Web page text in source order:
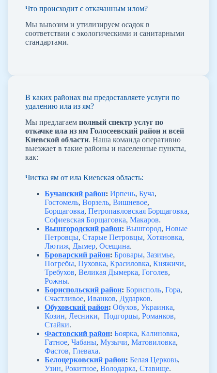
Что происходит с откачанным илом?
Мы вывозим и утилизируем осадок в
соответствии с экологическими и санитарными
стандартами.
В каких районах вы предоставляете услуги по
удалению ила из ям?
Мы предлагаем полный спектр услуг по
откачке ила из ям Голосеевский район и всей
Киевской области. Наша команда оперативно
выезжает в такие районы и населенные пункты,
как:
Чистка ям от ила Киевская область:
Бучанский район: Ирпень, Буча,
Гостомель, Ворзель, Вишневое,
Борщаговка, Петропавловская Борщаговка,
Софиевская Борщаговка, Макаров.
Вышгородский район: Вышгород, Новые
Петровцы, Старые Петровцы, Хотяновка,
Лютиж, Дымер, Осещина.
Броварский район: Бровары, Зазимье,
Погребы, Пуховка, Красиловка, Княжичи,
Требухов, Великая Дымерка, Гоголев,
Рожны.
Бориспольский район: Борисполь, Гора,
Счастливое, Иванков, Дударков.
Обуховский район: Обухов, Украинка,
Козин, Лесники, Подгорцы, Романков,
Стайки.
Фастовский район: Боярка, Калиновка,
Гатное, Чабаны, Музычи, Матовиловка,
Фастов, Глеваха.
Белоцерковский район: Белая Церковь,
Узин, Рокитное, Володарка, Ставище.